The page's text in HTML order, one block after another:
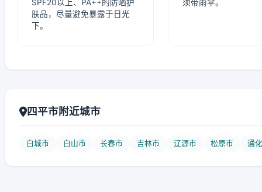
SPF20以上、PA++的防晒护
肤品，尽量避免暴露于日光
下。
须带雨伞。
四平市附近城市
白城市 白山市 长春市 吉林市 辽源市 松原市 通